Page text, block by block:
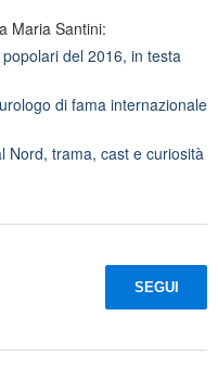
Maria Santini:
del 2016, in testa
di fama internazionale
Nord, trama, cast e curiosità
SEGUI